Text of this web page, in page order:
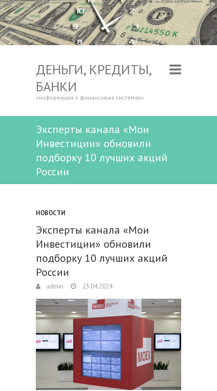
ДЕНЬГИ, КРЕДИТЫ,
БАНКИ
«информация о финансовых системах»
Эксперты канала «Мои
Инвестиции» обновили
подборку 10 лучших акций
России
НОВОСТИ
Эксперты канала «Мои
Инвестиции» обновили
подборку 10 лучших акций
России
admin 23.04.2024